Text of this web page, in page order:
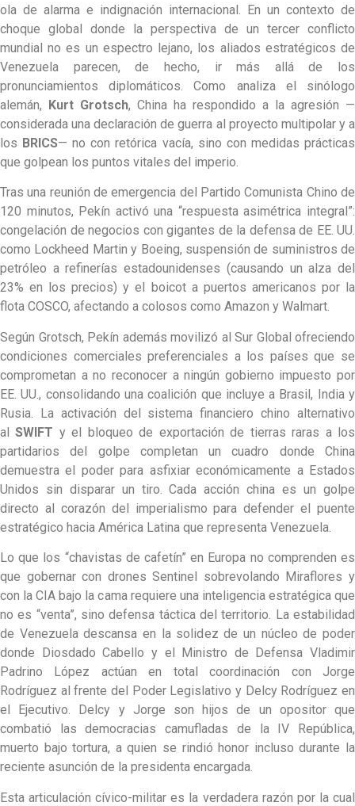
ola de alarma e indignación internacional. En un contexto de
choque global donde la perspectiva de un tercer conflicto
mundial no es un espectro lejano, los aliados estratégicos de
Venezuela parecen, de hecho, ir más allá de los
pronunciamientos diplomáticos. Como analiza el sinólogo
alemán, Kurt Grotsch, China ha respondido a la agresión —
considerada una declaración de guerra al proyecto multipolar y a
los BRICS— no con retórica vacía, sino con medidas prácticas
que golpean los puntos vitales del imperio.
Tras una reunión de emergencia del Partido Comunista Chino de
120 minutos, Pekín activó una “respuesta asimétrica integral”:
congelación de negocios con gigantes de la defensa de EE. UU.
como Lockheed Martin y Boeing, suspensión de suministros de
petróleo a refinerías estadounidenses (causando un alza del
23% en los precios) y el boicot a puertos americanos por la
flota COSCO, afectando a colosos como Amazon y Walmart.
Según Grotsch, Pekín además movilizó al Sur Global ofreciendo
condiciones comerciales preferenciales a los países que se
comprometan a no reconocer a ningún gobierno impuesto por
EE. UU., consolidando una coalición que incluye a Brasil, India y
Rusia. La activación del sistema financiero chino alternativo
alSWIFT y el bloqueo de exportación de tierras raras a los
partidarios del golpe completan un cuadro donde China
demuestra el poder para asfixiar económicamente a Estados
Unidos sin disparar un tiro. Cada acción china es un golpe
directo al corazón del imperialismo para defender el puente
estratégico hacia América Latina que representa Venezuela.
Lo que los “chavistas de cafetín” en Europa no comprenden es
que gobernar con drones Sentinel sobrevolando Miraflores y
con la CIA bajo la cama requiere una inteligencia estratégica que
no es “venta”, sino defensa táctica del territorio. La estabilidad
de Venezuela descansa en la solidez de un núcleo de poder
donde Diosdado Cabello y el Ministro de Defensa Vladimir
Padrino López actúan en total coordinación con Jorge
Rodríguez al frente del Poder Legislativo y Delcy Rodríguez en
el Ejecutivo. Delcy y Jorge son hijos de un opositor que
combatió las democracias camufladas de la IV República,
muerto bajo tortura, a quien se rindió honor incluso durante la
reciente asunción de la presidenta encargada.
Esta articulación cívico-militar es la verdadera razón por la cual